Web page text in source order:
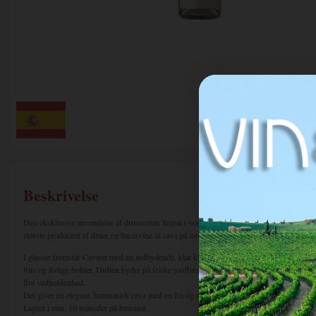
Beskrivelse
Den eksklusive anvendelse af druesorten Trepat i vores rosé-cavaer giver dem en helt
største producent af druer og basisvine til cava på netop denne lokale sort fra Conca de
I glasset fremstår Cavaen med en indbydende, klar kirsebærrosa farve med lette
fine og livlige bobler. Duften byder på friske jordbærnoter, som er typiske for
flot vedholdenhed.
Det giver en elegant, harmonisk cava med en fin og afbalanceret karakter.
Lagrer i min. 10 måneder på bærmen.